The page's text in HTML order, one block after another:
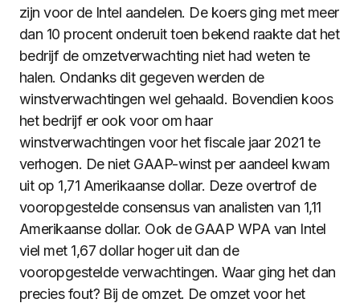
zijn voor de Intel aandelen. De koers ging met meer
dan 10 procent onderuit toen bekend raakte dat het
bedrijf de omzetverwachting niet had weten te
halen. Ondanks dit gegeven werden de
winstverwachtingen wel gehaald. Bovendien koos
het bedrijf er ook voor om haar
winstverwachtingen voor het fiscale jaar 2021 te
verhogen. De niet GAAP-winst per aandeel kwam
uit op 1,71 Amerikaanse dollar. Deze overtrof de
vooropgestelde consensus van analisten van 1,11
Amerikaanse dollar. Ook de GAAP WPA van Intel
viel met 1,67 dollar hoger uit dan de
vooropgestelde verwachtingen. Waar ging het dan
precies fout? Bij de omzet. De omzet voor het